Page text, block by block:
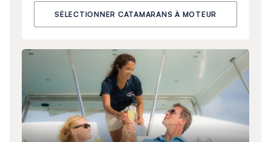
SÉLECTIONNER CATAMARANS À MOTEUR